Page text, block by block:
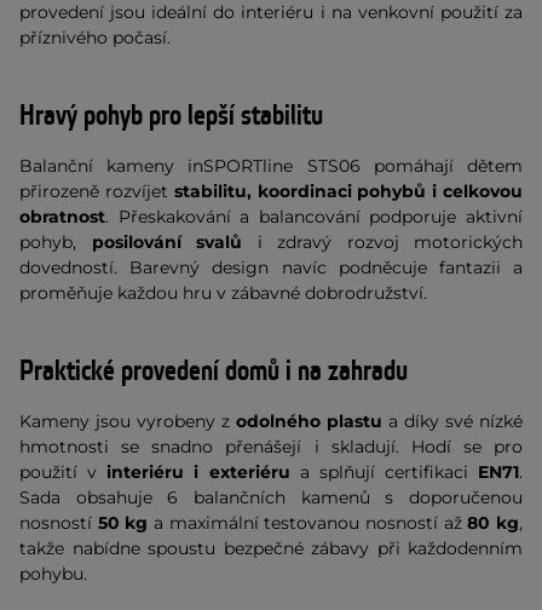
provedení jsou ideální do interiéru i na venkovní použití za
příznivého počasí.
Hravý pohyb pro lepší stabilitu
Balanční kameny inSPORTline STS06 pomáhají dětem
přirozeně rozvíjet stabilitu, koordinaci pohybů i celkovou
obratnost. Přeskakování a balancování podporuje aktivní
pohyb, posilování svalů i zdravý rozvoj motorických
dovedností. Barevný design navíc podněcuje fantazii a
proměňuje každou hru v zábavné dobrodružství.
Praktické provedení domů i na zahradu
Kameny jsou vyrobeny z odolného plastu a díky své nízké
hmotnosti se snadno přenášejí i skladují. Hodí se pro
použití v interiéru i exteriéru a splňují certifikaci EN71.
Sada obsahuje 6 balančních kamenů s doporučenou
nosností 50 kg a maximální testovanou nosností až80 kg,
takže nabídne spoustu bezpečné zábavy při každodenním
pohybu.